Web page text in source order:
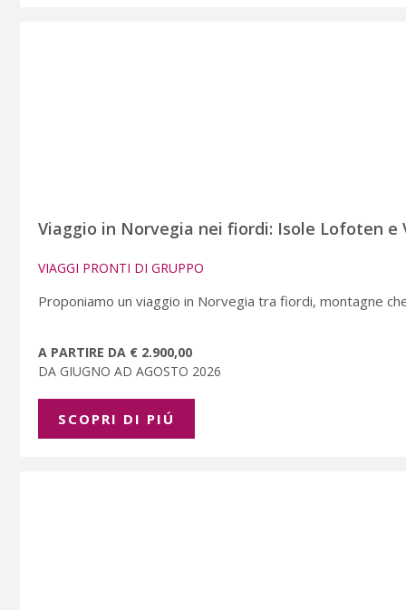
Viaggio in Norvegia nei fiordi: Isole Lofoten e
VIAGGI PRONTI DI GRUPPO
Proponiamo un viaggio in Norvegia tra fiordi, montagne
A PARTIRE DA € 2.900,00
DA GIUGNO AD AGOSTO 2026
SCOPRI DI PIÚ